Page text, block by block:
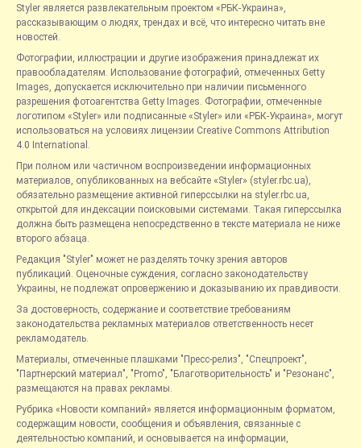
Styler является развлекательным проектом «РБК-Украина»,
рассказывающим о людях, трендах и всё, что интересно читать вне
новостей.
Фотографии, иллюстрации и другие изображения принадлежат их
правообладателям. Использование фотографий, отмеченных Getty
Images, допускается исключительно при наличии письменного
разрешения фотоагентства Getty Images. Фотографии, отмеченные
логотипом «Styler» или подписанные «Styler» или «РБК-Украина», могут
использоваться на условиях лицензии Creative Commons Attribution
4.0 International.
При полном или частичном воспроизведении информационных
материалов, опубликованных на вебсайте «Styler» (styler.rbc.ua),
обязательно размещение активной гиперссылки на styler.rbc.ua,
открытой для индексации поисковыми системами. Такая гиперссылка
должна быть размещена непосредственно в тексте материала не ниже
второго абзаца.
Редакция "Styler" может не разделять точку зрения авторов
публикаций. Оценочные суждения, согласно законодательству
Украины, не подлежат опровержению и доказыванию их правдивости.
За достоверность, содержание и соответствие требованиям
законодательства рекламных материалов ответственность несет
рекламодатель.
Материалы, отмеченные плашками "Пресс-релиз", "Спецпроект",
"Партнерский материал", "Promo", "Благотворительность" и "Резонанс",
размещаются на правах рекламы.
Рубрика «Новости компаний» является информационным форматом,
содержащим новости, сообщения и объявления, связанные с
деятельностью компаний, и основывается на информации,